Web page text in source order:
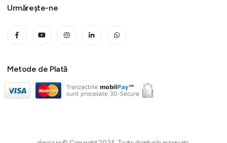
Urmărește-ne
Metode de Plată